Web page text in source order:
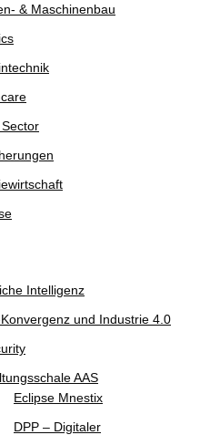
& Maschinenbau
Intelligenz
und Industrie 4.0
AAS
Eclipse Mnestix
DPP – Digitaler